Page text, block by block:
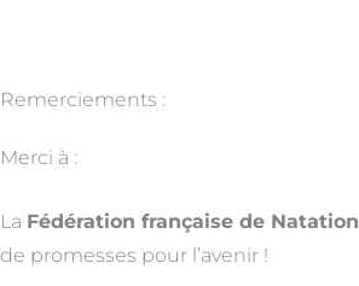
Remerciements :
Merci à :
La Fédération française de Natation
de promesses pour l’avenir !